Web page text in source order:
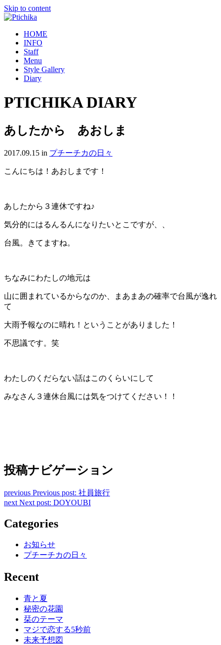
Skip to content
HOME
INFO
Staff
Menu
Style Gallery
Diary
PTICHIKA DIARY
あしたから あおしま
2017.09.15 in プチーチカの日々
こんにちは！あおしまです！
あしたから３連休ですね♪
気分的にはるんるんになりたいとこですが、、
台風。きてますね。
ちなみにわたしの地元は
山に囲まれているからなのか、まあまあの確率で台風が逸れ
て
大雨予報なのに晴れ！ということがありました！
不思議です。笑
わたしのくだらない話はこのくらいにして
みなさん３連休台風には気をつけてください！！
投稿ナビゲーション
previous Previous post: 社員旅行
next Next post: DOYOUBI
Categories
お知らせ
プチーチカの日々
Recent
青と夏
秘密の花園
栞のテーマ
マジで恋する5秒前
未来予想図